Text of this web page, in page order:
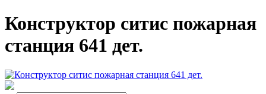
Конструктор ситис пожарная
станция 641 дет.